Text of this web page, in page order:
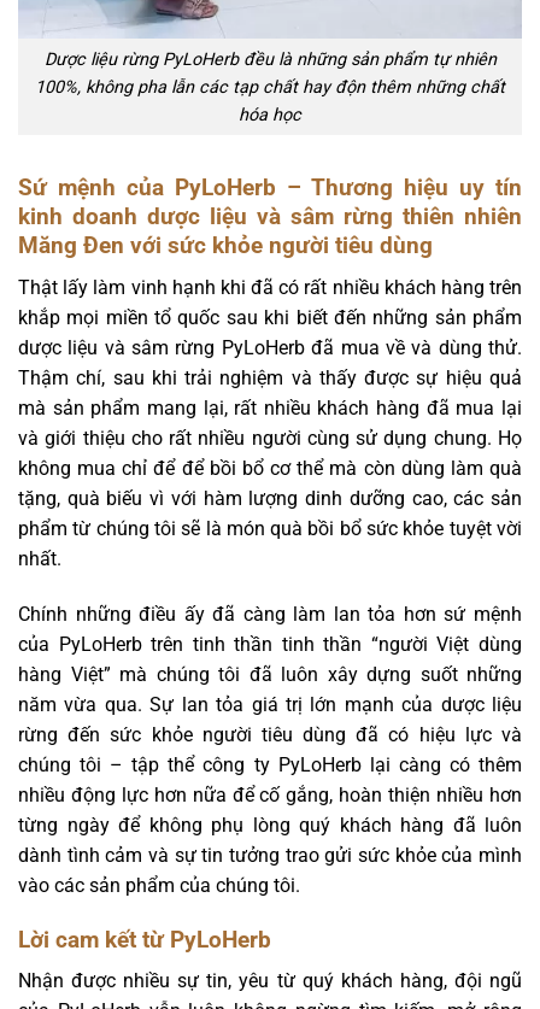
Dược liệu rừng PyLoHerb đều là những sản phẩm tự nhiên
100%, không pha lẫn các tạp chất hay độn thêm những chất
hóa học
Sứ mệnh của PyLoHerb – Thương hiệu uy tín
kinh doanh dược liệu và sâm rừng thiên nhiên
Măng Đen với sức khỏe người tiêu dùng
Thật lấy làm vinh hạnh khi đã có rất nhiều khách hàng trên
khắp mọi miền tổ quốc sau khi biết đến những sản phẩm
dược liệu và sâm rừng PyLoHerb đã mua về và dùng thử.
Thậm chí, sau khi trải nghiệm và thấy được sự hiệu quả
mà sản phẩm mang lại, rất nhiều khách hàng đã mua lại
và giới thiệu cho rất nhiều người cùng sử dụng chung. Họ
không mua chỉ để để bồi bổ cơ thể mà còn dùng làm quà
tặng, quà biếu vì với hàm lượng dinh dưỡng cao, các sản
phẩm từ chúng tôi sẽ là món quà bồi bổ sức khỏe tuyệt vời
nhất.
Chính những điều ấy đã càng làm lan tỏa hơn sứ mệnh
của PyLoHerb trên tinh thần tinh thần “người Việt dùng
hàng Việt” mà chúng tôi đã luôn xây dựng suốt những
năm vừa qua. Sự lan tỏa giá trị lớn mạnh của dược liệu
rừng đến sức khỏe người tiêu dùng đã có hiệu lực và
chúng tôi – tập thể công ty PyLoHerb lại càng có thêm
nhiều động lực hơn nữa để cố gắng, hoàn thiện nhiều hơn
từng ngày để không phụ lòng quý khách hàng đã luôn
dành tình cảm và sự tin tưởng trao gửi sức khỏe của mình
vào các sản phẩm của chúng tôi.
Lời cam kết từ PyLoHerb
Nhận được nhiều sự tin, yêu từ quý khách hàng, đội ngũ